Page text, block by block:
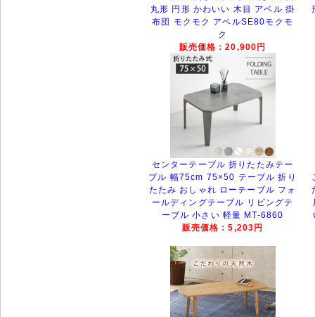
丸形 円形 かわいい 木目 アベル 掛
布団 モクモク アベルSE80モクモ
ク
販売価格：20,900円
センターテーブル 折りたたみテー
ブル 幅75cm 75×50 テーブル 折り
たたみ おしゃれ ローテーブル フォ
ールディングテーブル リビングテ
ーブル 小さい 軽量 MT-6860
販売価格：5,203円